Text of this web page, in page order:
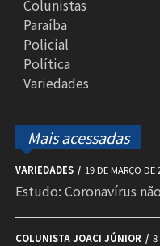
Colunistas
Paraíba
Policial
Política
Variedades
Mais acessadas
VARIEDADES 19 DE MARÇO DE
Estudo: Coronavírus
COLUNISTA JOACI JÚNIOR 8